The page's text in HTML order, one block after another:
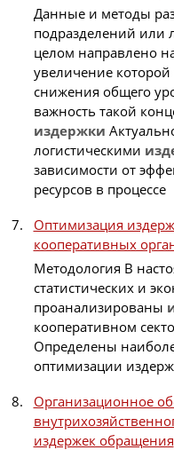
Данные и методы
подразделений или
целом направлено
увеличение которой
снижения общего
важность такой
издержки
логистическими
зависимости от
ресурсов в процессе
Оптимизация
кооперативных
Методология В
статистических и
проанализированы
кооперативном
Определены
оптимизации
Организационное
издержек обращения